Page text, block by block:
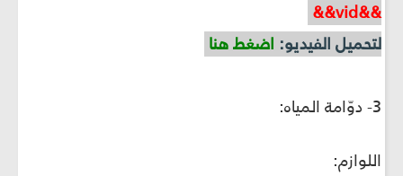
&&vid&&
لتحميل الفيديو: اضغط هنا
3- دوّامة المياه:
اللوازم: